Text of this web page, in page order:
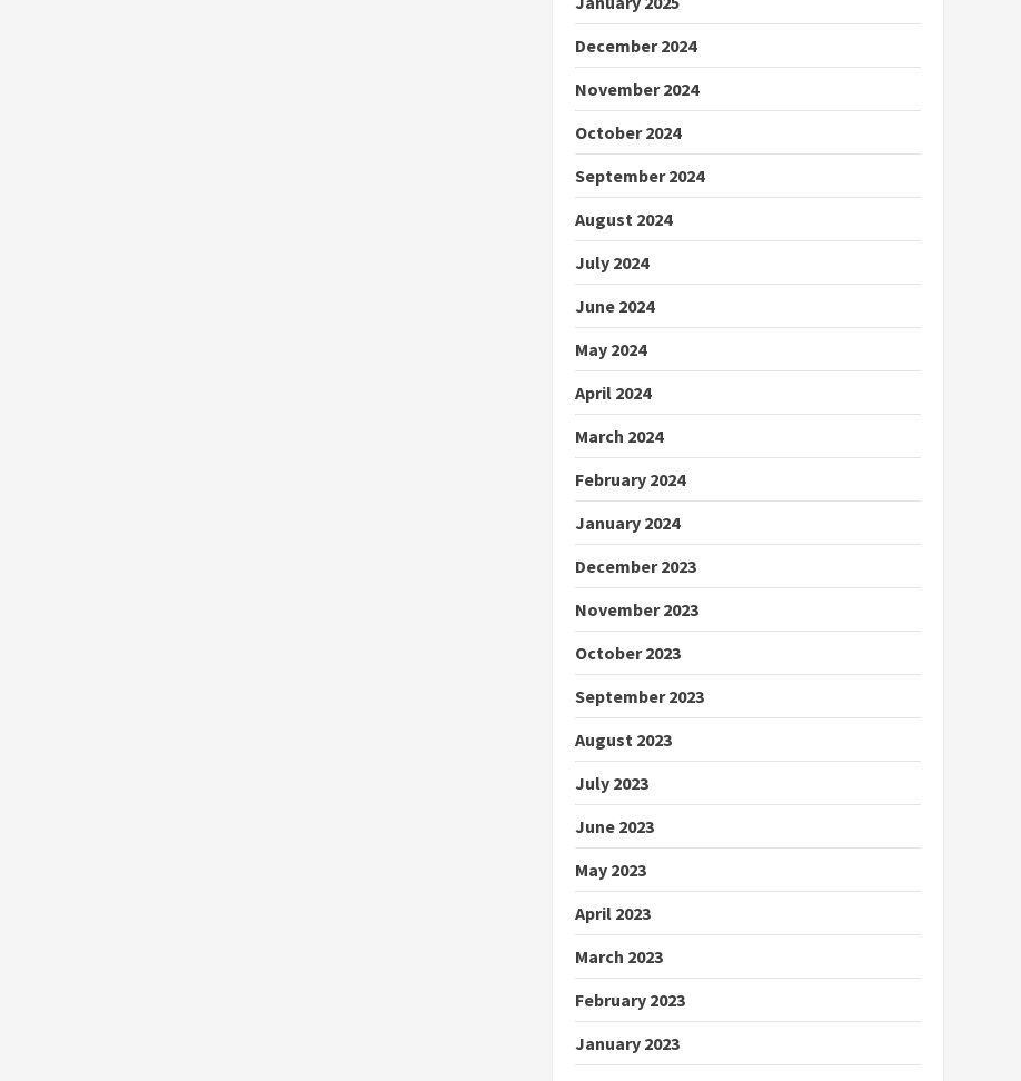
December 2024
November 2024
October 2024
September 2024
August 2024
July 2024
June 2024
May 2024
April 2024
March 2024
February 2024
January 2024
December 2023
November 2023
October 2023
September 2023
August 2023
July 2023
June 2023
May 2023
April 2023
March 2023
February 2023
January 2023